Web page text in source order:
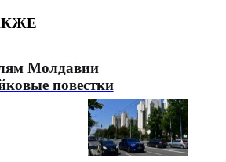
Молдавии
повестки